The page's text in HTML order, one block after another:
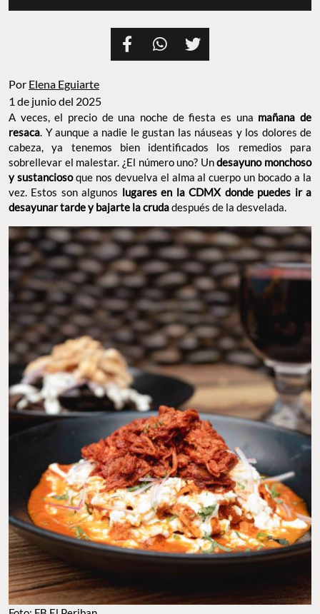
PorElena Eguiarte
1 de junio del 2025
A veces, el precio de una noche de fiesta es unamañana de
resaca. Y aunque a nadie le gustan las náuseas y los dolores de
cabeza, ya tenemos bien identificados los remedios para
sobrellevar el malestar. ¿El número uno? Undesayuno
monchoso y sustanciosoque nos devuelva el alma al cuerpo un
puedes ir a desayunar tarde y bajarte la crudadespués de la
desvelada.